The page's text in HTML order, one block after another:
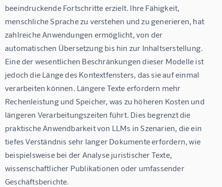
beeindruckende Fortschritte erzielt. Ihre Fähigkeit,
menschliche Sprache zu verstehen und zu generieren, hat
zahlreiche Anwendungen ermöglicht, von der
automatischen Übersetzung bis hin zur Inhaltserstellung.
Eine der wesentlichen Beschränkungen dieser Modelle ist
jedoch die Länge des Kontextfensters, das sie auf einmal
verarbeiten können. Längere Texte erfordern mehr
Rechenleistung und Speicher, was zu höheren Kosten und
längeren Verarbeitungszeiten führt. Dies begrenzt die
praktische Anwendbarkeit von LLMs in Szenarien, die ein
tiefes Verständnis sehr langer Dokumente erfordern, wie
beispielsweise bei der Analyse juristischer Texte,
wissenschaftlicher Publikationen oder umfassender
Geschäftsberichte.